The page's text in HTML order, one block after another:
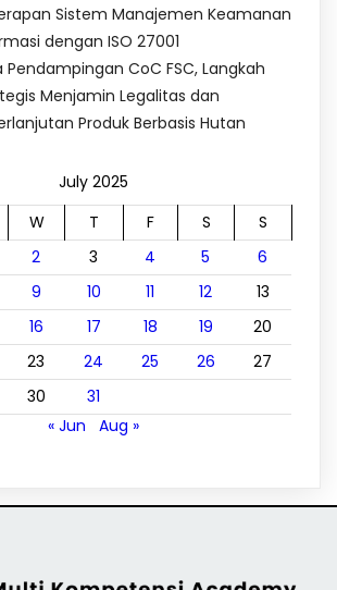
Sistem Manajemen Keamanan
dengan ISO 27001
Pendampingan CoC FSC, Langkah
Menjamin Legalitas dan
Produk Berbasis Hutan
July 2025
W T F S
S
2 3 4 5
6
9 10 11 12
13
16 17 18 19
20
23 24 25 26
27
30
31
« Jun
Aug »